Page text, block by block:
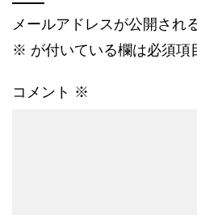
メールアドレスが公開され
※ が付いている欄は必須項
コメント ※